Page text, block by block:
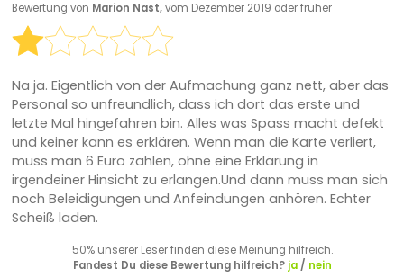
Bewertung von Marion Nast,vom Dezember 2019 oder früher
Na ja. Eigentlich von der Aufmachung ganz nett, aber das
Personal so unfreundlich, dass ich dort das erste und
letzte Mal hingefahren bin. Alles was Spass macht defekt
und keiner kann es erklären. Wenn man die Karte verliert,
muss man 6 Euro zahlen, ohne eine Erklärung in
irgendeiner Hinsicht zu erlangen.Und dann muss man sich
noch Beleidigungen und Anfeindungen anhören. Echter
Scheiß laden.
50% unserer Leser finden diese Meinung hilfreich.
Fandest Du diese Bewertung hilfreich? ja/ nein